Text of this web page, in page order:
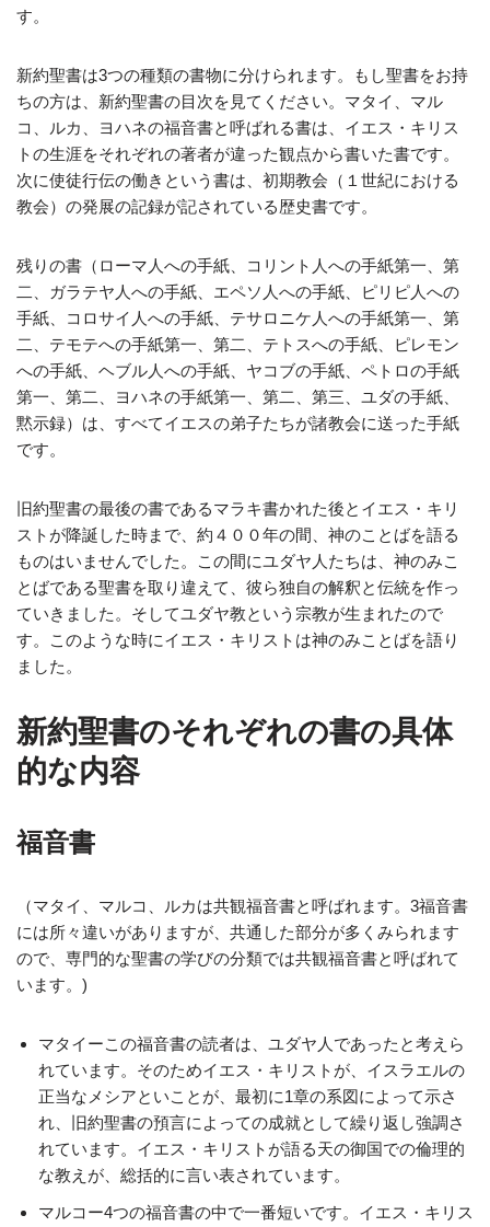
す。
新約聖書は3つの種類の書物に分けられます。もし聖書をお持
ちの方は、新約聖書の目次を見てください。マタイ、マル
コ、ルカ、ヨハネの福音書と呼ばれる書は、イエス・キリス
トの生涯をそれぞれの著者が違った観点から書いた書です。
次に使徒行伝の働きという書は、初期教会（１世紀における
教会）の発展の記録が記されている歴史書です。
残りの書（ローマ人への手紙、コリント人への手紙第一、第
二、ガラテヤ人への手紙、エペソ人への手紙、ピリピ人への
手紙、コロサイ人への手紙、テサロニケ人への手紙第一、第
二、テモテへの手紙第一、第二、テトスへの手紙、ピレモン
への手紙、ヘブル人への手紙、ヤコブの手紙、ペトロの手紙
第一、第二、ヨハネの手紙第一、第二、第三、ユダの手紙、
黙示録）は、すべてイエスの弟子たちが諸教会に送った手紙
です。
旧約聖書の最後の書であるマラキ書かれた後とイエス・キリ
ストが降誕した時まで、約４００年の間、神のことばを語る
ものはいませんでした。この間にユダヤ人たちは、神のみこ
とばである聖書を取り違えて、彼ら独自の解釈と伝統を作っ
ていきました。そしてユダヤ教という宗教が生まれたので
す。このような時にイエス・キリストは神のみことばを語り
ました。
新約聖書のそれぞれの書の具体
的な内容
福音書
（マタイ、マルコ、ルカは共観福音書と呼ばれます。3福音書
には所々違いがありますが、共通した部分が多くみられます
ので、専門的な聖書の学びの分類では共観福音書と呼ばれて
います。)
マタイーこの福音書の読者は、ユダヤ人であったと考えら
れています。そのためイエス・キリストが、イスラエルの
正当なメシアといことが、最初に1章の系図によって示さ
れ、旧約聖書の預言によっての成就として繰り返し強調さ
れています。イエス・キリストが語る天の御国での倫理的
な教えが、総括的に言い表されています。
マルコー4つの福音書の中で一番短いです。イエス・キリス